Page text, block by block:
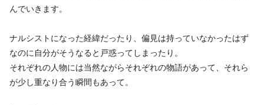
んでいきます。
ナルシストになった経緯だったり、偏見は持っていなかったはず
なのに自分がそうなると戸惑ってしまったり。
それぞれの人物には当然ながらそれぞれの物語があって、それら
が少し重なり合う瞬間もあって。